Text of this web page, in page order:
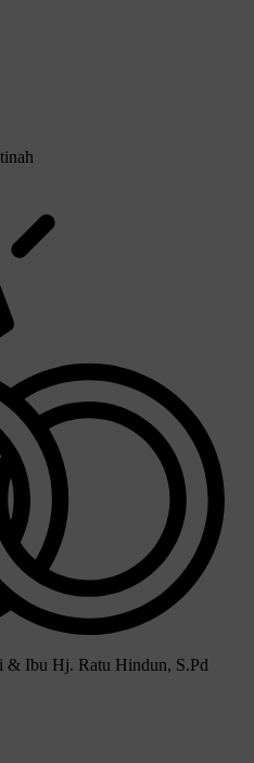
& Ibu Hj. Ratu Hindun, S.Pd